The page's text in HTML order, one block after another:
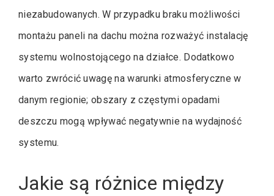
niezabudowanych. W przypadku braku możliwości
montażu paneli na dachu można rozważyć instalację
systemu wolnostojącego na działce. Dodatkowo
warto zwrócić uwagę na warunki atmosferyczne w
danym regionie; obszary z częstymi opadami
deszczu mogą wpływać negatywnie na wydajność
systemu.
Jakie są różnice między